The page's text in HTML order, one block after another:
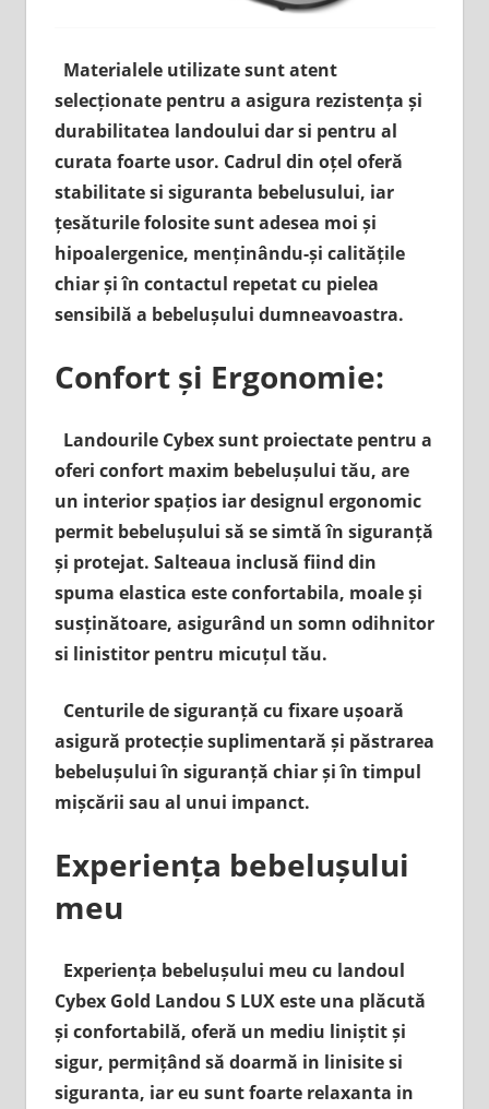
Materialele utilizate sunt atent
selecționate pentru a asigura rezistența și
durabilitatea landoului dar si pentru al
curata foarte usor. Cadrul din oțel oferă
stabilitate si siguranta bebelusului, iar
țesăturile folosite sunt adesea moi și
hipoalergenice, menținându-și calitățile
chiar și în contactul repetat cu pielea
sensibilă a bebelușului dumneavoastra.
Confort și Ergonomie:
Landourile Cybex sunt proiectate pentru a
oferi confort maxim bebelușului tău, are
un interior spațios iar designul ergonomic
permit bebelușului să se simtă în siguranță
și protejat. Salteaua inclusă fiind din
spuma elastica este confortabila, moale și
susținătoare, asigurând un somn odihnitor
si linistitor pentru micuțul tău.
Centurile de siguranță cu fixare ușoară
asigură protecție suplimentară și păstrarea
bebelușului în siguranță chiar și în timpul
mișcării sau al unui impanct.
Experiența bebelușului
meu
Experiența bebelușului meu cu landoul
Cybex Gold Landou S LUX este una plăcută
și confortabilă, oferă un mediu liniștit și
sigur, permițând să doarmă in linisite si
siguranta, iar eu sunt foarte relaxanta in